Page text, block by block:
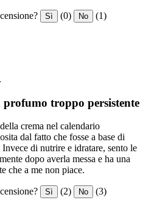
Sì (0) No (1)
troppo persistente
crema nel calendario
dal fatto che fosse a base di
di nutrire e idratare, sento le
dopo averla messa e ha una
che a me non piace.
Sì (2) No (3)